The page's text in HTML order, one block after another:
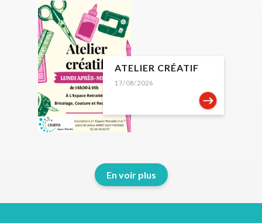
17/08/2026
ATELIER CRÉATIF
En voir plus